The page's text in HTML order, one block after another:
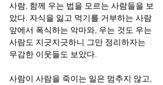
사람, 함께 우는 법을 모르는 사람들을 보
았다. 자식을 잃고 먹기를 거부하는 사람
앞에서 폭식하는 악마와, 우는 것도 우는
사람도 지긋지긋하니 그만 정리하자는
무감한 이웃들도 보았다.
사람이 사람을 죽이는 일은 멈추지 않고,